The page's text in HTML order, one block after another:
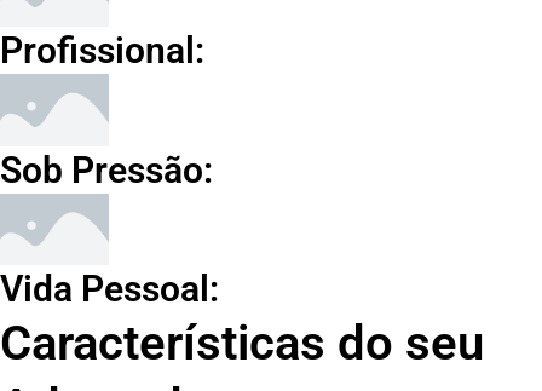
Profissional:
Sob Pressão:
Vida Pessoal:
Características do seu